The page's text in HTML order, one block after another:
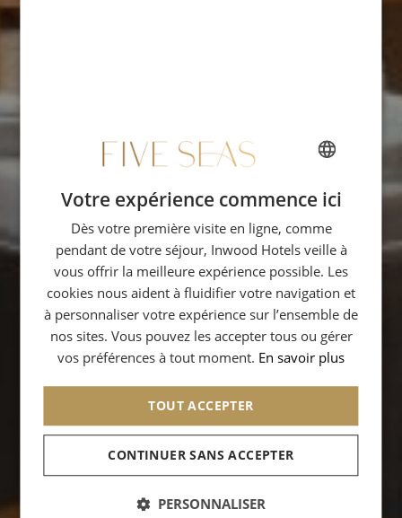
FRENCH
ENGLISH
SPANISH
GERMAN
ITALIAN
Votre expérience commence ici
Dès votre première visite en ligne, comme
pendant de votre séjour, Inwood Hotels veille à
vous offrir la meilleure expérience possible. Les
cookies nous aident à fluidifier votre navigation et
à personnaliser votre expérience sur l’ensemble de
nos sites. Vous pouvez les accepter tous ou gérer
vos préférences à tout moment. En savoir plus
TOUT ACCEPTER
CONTINUER SANS ACCEPTER
PERSONNALISER